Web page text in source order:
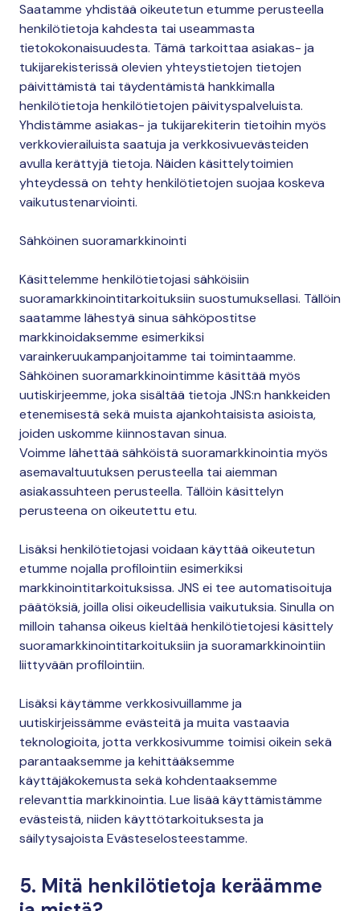
Saatamme yhdistää oikeutetun etumme perusteella
henkilötietoja kahdesta tai useammasta
tietokokonaisuudesta. Tämä tarkoittaa asiakas- ja
tukijarekisterissä olevien yhteystietojen tietojen
päivittämistä tai täydentämistä hankkimalla
henkilötietoja henkilötietojen päivityspalveluista.
Yhdistämme asiakas- ja tukijarekiterin tietoihin myös
verkkovierailuista saatuja ja verkkosivuevästeiden
avulla kerättyjä tietoja. Näiden käsittelytoimien
yhteydessä on tehty henkilötietojen suojaa koskeva
vaikutustenarviointi.
Sähköinen suoramarkkinointi
Käsittelemme henkilötietojasi sähköisiin
suoramarkkinointitarkoituksiin suostumuksellasi. Tällöin
saatamme lähestyä sinua sähköpostitse
markkinoidaksemme esimerkiksi
varainkeruukampanjoitamme tai toimintaamme.
Sähköinen suoramarkkinointimme käsittää myös
uutiskirjeemme, joka sisältää tietoja JNS:n hankkeiden
etenemisestä sekä muista ajankohtaisista asioista,
joiden uskomme kiinnostavan sinua.
Voimme lähettää sähköistä suoramarkkinointia myös
asemavaltuutuksen perusteella tai aiemman
asiakassuhteen perusteella. Tällöin käsittelyn
perusteena on oikeutettu etu.
Lisäksi henkilötietojasi voidaan käyttää oikeutetun
etumme nojalla profilointiin esimerkiksi
markkinointitarkoituksissa. JNS ei tee automatisoituja
päätöksiä, joilla olisi oikeudellisia vaikutuksia. Sinulla on
milloin tahansa oikeus kieltää henkilötietojesi käsittely
suoramarkkinointitarkoituksiin ja suoramarkkinointiin
liittyvään profilointiin.
Lisäksi käytämme verkkosivuillamme ja
uutiskirjeissämme evästeitä ja muita vastaavia
teknologioita, jotta verkkosivumme toimisi oikein sekä
parantaaksemme ja kehittääksemme
käyttäjäkokemusta sekä kohdentaaksemme
relevanttia markkinointia. Lue lisää käyttämistämme
evästeistä, niiden käyttötarkoituksesta ja
säilytysajoista Evästeselosteestamme.
5. Mitä henkilötietoja keräämme